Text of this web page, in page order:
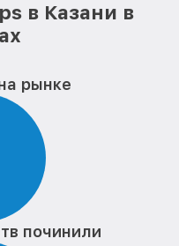
в Казани в
рынке
починили